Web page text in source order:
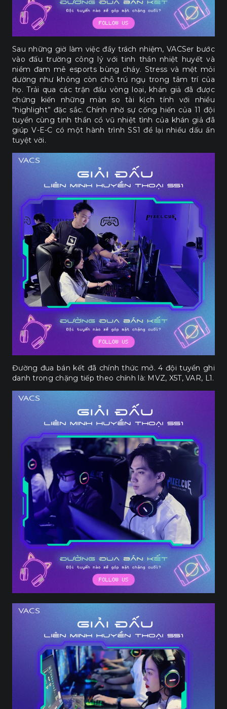
Sau những giờ làm việc đầy trách nhiệm, VACSer bước
vào đấu trường công lý với tinh thần nhiệt huyết và
niềm đam mê esports bùng cháy. Stress và mệt mỏi
dường như không còn chỗ trú ngụ trong tâm trí của
họ. Trải qua các trận đấu vòng loại, khán giả đã được
chứng kiến những màn so tài kịch tính với nhiều
“highlight” đặc sắc. Chính nhờ sự cống hiến của 11 đội
tuyển cùng tinh thần cổ vũ nhiệt tình của khán giả đã
giúp V-E-C có một hành trình SS1 để lại nhiều dấu ấn
tuyệt vời.
Đường đua bán kết đã chính thức mở. 4 đội tuyển ghi
danh trong chặng tiếp theo chính là: MVZ, X5T, VAR, L1.